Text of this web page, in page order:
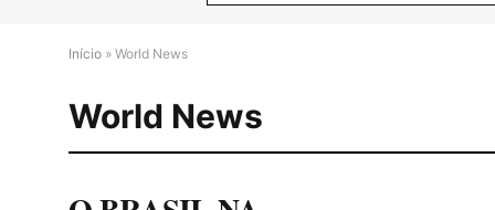
Início » World News
World News